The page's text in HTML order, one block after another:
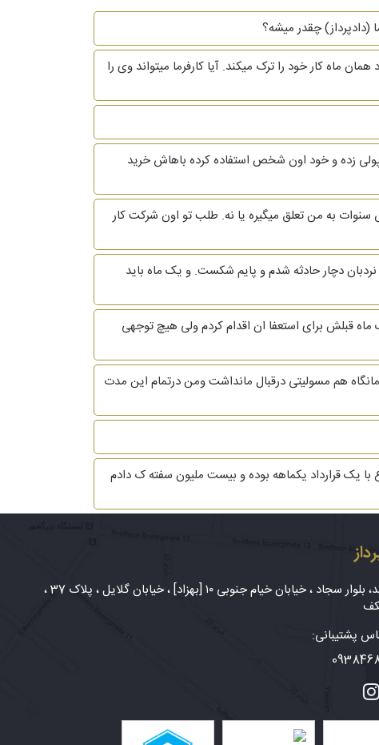
ماه کار خود را ترک میکند. آیا کارفرما میتواند وی را
زده و خود اون شخص استفاده کرده باهاش خرید
1500 تا 2500 میشه می‌خواستم بدونم عیدی پاداش سنوات به من تعلق میگیره یا نه. طلب تو اون شرکت کار
دچار حادثه شدم و پایم شکست. و یک ماه باید
شدم و طبق قرارداد یک ماه قبلش برای استعفا ان اقدام کردم ولی هیچ توجهی
هم مسولیتی درقبال مانداشت ومن درتمام این مدت
حدود چهار ماه و نیم فروشنده شعبه دوم یک لبنیاتی بودم،از تاریخ 14 آبان تا 29اسفند 97،ک شروع با یک قرارداد یکماهه بوده و بیست ملیون سفته ک دادم
شهر مشهد، بلوار سجاد ، خیابان خیام جنوبی ۱۰ [بهزاد] ، خیابان گلایل ، پلاک 37 ،
پشتیبانی: